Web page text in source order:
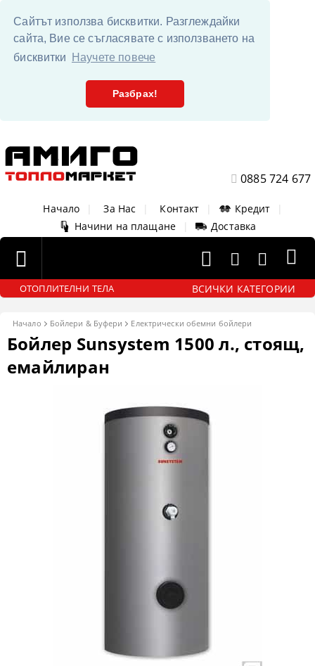
Сайтът използва бисквитки. Разглеждайки
сайта, Вие се съгласявате с използването на
бисквитки
Научете повече
Разбрах!
0885 724 677
Начало За Нас Контакт Кредит
Начини на плащане
Доставка
ОТОПЛИТЕЛНИ ТЕЛА ВСИЧКИ КАТЕГОРИИ
Начало Бойлери & Буфери Електрически обемни бойлери
Бойлер Sunsystem 1500 л., стоящ,
емайлиран